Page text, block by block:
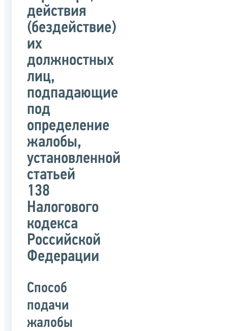
действия
(бездействие)
их
должностных
лиц,
подпадающие
под
определение
жалобы,
установленной
статьей
138
Налогового
кодекса
Российской
Федерации
Способ
подачи
жалобы